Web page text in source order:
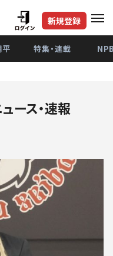
新規登録
平 特集・連載
ース・速報